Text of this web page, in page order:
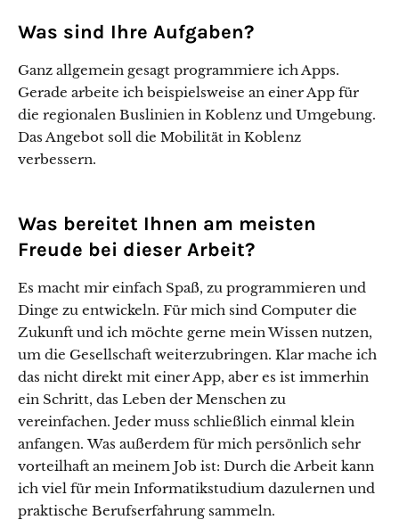
Was sind Ihre Aufgaben?
Ganz allgemein gesagt programmiere ich Apps.
Gerade arbeite ich beispielsweise an einer App für
die regionalen Buslinien in Koblenz und Umgebung.
Das Angebot soll die Mobilität in Koblenz
verbessern.
Was bereitet Ihnen am meisten
Freude bei dieser Arbeit?
Es macht mir einfach Spaß, zu programmieren und
Dinge zu entwickeln. Für mich sind Computer die
Zukunft und ich möchte gerne mein Wissen nutzen,
um die Gesellschaft weiterzubringen. Klar mache ich
das nicht direkt mit einer App, aber es ist immerhin
ein Schritt, das Leben der Menschen zu
vereinfachen. Jeder muss schließlich einmal klein
anfangen. Was außerdem für mich persönlich sehr
vorteilhaft an meinem Job ist: Durch die Arbeit kann
ich viel für mein Informatikstudium dazulernen und
praktische Berufserfahrung sammeln.